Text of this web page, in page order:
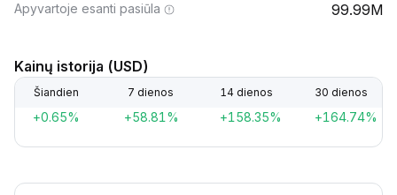
Apyvartoje esanti pasiūla 99.99M
Kainų istorija (USD)
Šiandien 7 dienos 14 dienos 30 dienos
+0.65% +58.81% +158.35% +164.74%